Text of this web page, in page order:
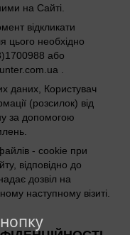
на Сайті.
відкликати
цього необхідно
або
.
даних, Користувач
(розсилок) від
за допомогою
- cookie при
відповідно до
дозвіл на
наступному візиті.